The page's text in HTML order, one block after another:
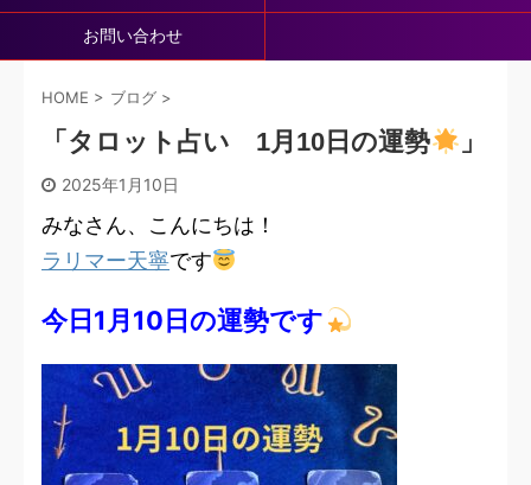
お問い合わせ
HOME > ブログ >
「タロット占い 1月10日の運勢 」
2025年1月10日
みなさん、こんにちは！
ラリマー天寧です
今日1月10日の運勢です